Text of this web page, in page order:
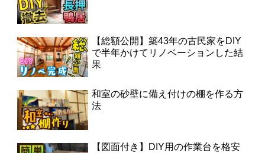
【総額公開】築43年の古民家をDIY
で半年かけてリノベーションした結
果
和室の砂壁に備え付けの棚を作る方
法
【図面付き】DIY用の作業台を格安